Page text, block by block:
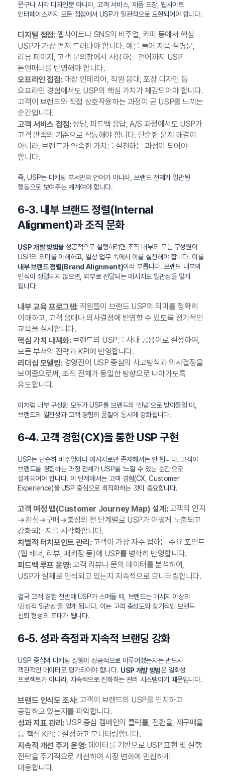
문구나 시각 디자인뿐 아니라, 고객 서비스, 제품 포장, 웹사이트
인터페이스까지 모든 접점에서 USP가 일관적으로 표현되어야 합니다.
디지털 접점:웹사이트나 SNS의 비주얼, 카피 등에서 핵심
USP가 가장 먼저 드러나야 합니다. 예를 들어 제품 설명문,
리뷰 페이지, 고객 문의창에서 사용하는 언어까지 USP
톤앤매너를 반영해야 합니다.
오프라인 접점:매장 인테리어, 직원 응대, 포장 디자인 등
오프라인 경험에서도 USP의 핵심 가치가 체감되어야 합니다.
고객이 브랜드와 직접 상호작용하는 과정이 곧 USP를 느끼는
순간입니다.
고객 서비스 접점:상담, 피드백 응답, A/S 과정에서도 USP가
고객 만족의 기준으로 작동해야 합니다. 단순한 문제 해결이
아니라, 브랜드가 약속한 가치를 실천하는 과정이 되어야
합니다.
즉, USP는 마케팅 부서만의 언어가 아니라, 브랜드 전체가 일관된
행동으로 보여주는 체계여야 합니다.
6-3. 내부 브랜드 정렬(Internal
Alignment)과 조직 문화
USP 개발 방법을 성공적으로 실행하려면 조직 내부의 모든 구성원이
USP의 의미를 이해하고, 일상 업무 속에서 이를 실천해야 합니다. 이를
내부 브랜드 정렬(Brand Alignment)이라 부릅니다. 브랜드 내부의
인식이 정렬되지 않으면, 외부로 전달되는 메시지도 일관성을 잃게
됩니다.
내부 교육 프로그램:직원들이 브랜드 USP의 의미를 정확히
이해하고, 고객 응대나 의사결정에 반영할 수 있도록 정기적인
교육을 실시합니다.
핵심 가치 내재화:브랜드의 USP를 사내 공용어로 설정하여,
모든 부서의 전략과 KPI에 반영합니다.
리더십 모델링:경영진이 USP 중심의 사고방식과 의사결정을
보여줌으로써, 조직 전체가 동일한 방향으로 나아가도록
유도합니다.
이처럼 내부 구성원 모두가 USP를 브랜드의 ‘신념’으로 받아들일 때,
브랜드의 일관성과 고객 경험의 품질이 동시에 강화됩니다.
6-4. 고객 경험(CX)을 통한 USP 구현
USP는 단순히 비주얼이나 메시지로만 존재해서는 안 됩니다. 고객이
브랜드를 경험하는 과정 전체가 USP를 ‘느낄 수 있는 순간’으로
설계되어야 합니다. 이 단계에서는 고객 경험(CX, Customer
Experience)을 USP 중심으로 최적화하는 것이 중요합니다.
고객 여정 맵(Customer Journey Map) 설계:고객의 인지
→관심→구매→충성의 전 단계별로 USP가 어떻게 노출되고
강화되는지를 시각화합니다.
차별적 터치포인트 관리:고객이 가장 자주 접하는 주요 포인트
(웹 배너, 리뷰, 패키징 등)에 USP를 명확히 반영합니다.
피드백 루프 운영:고객 리뷰나 문의 데이터를 분석하여,
USP가 실제로 인식되고 있는지 지속적으로 모니터링합니다.
결국 고객 경험 전반에 USP가 스며들 때, 브랜드는 메시지 이상의
‘감성적 일관성’을 얻게 됩니다. 이는 고객 충성도와 장기적인 브랜드
신뢰 형성의 토대가 됩니다.
6-5. 성과 측정과 지속적 브랜딩 강화
USP 중심의 마케팅 실행이 성공적으로 이루어졌는지는 반드시
객관적인 데이터로 평가되어야 합니다. USP 개발 방법은 일회성
프로젝트가 아니라, 지속적으로 진화하는 관리 시스템이기 때문입니다.
브랜드 인식도 조사:고객이 브랜드의 USP를 인지하고
공감하고 있는지를 파악합니다.
성과 지표 관리:USP 중심 캠페인의 클릭률, 전환율, 재구매율
등 핵심 KPI를 설정하고 모니터링합니다.
지속적 개선 주기 운영:데이터를 기반으로 USP 표현 및 실행
전략을 주기적으로 개선하여 시장 변화에 민첩하게
대응합니다.